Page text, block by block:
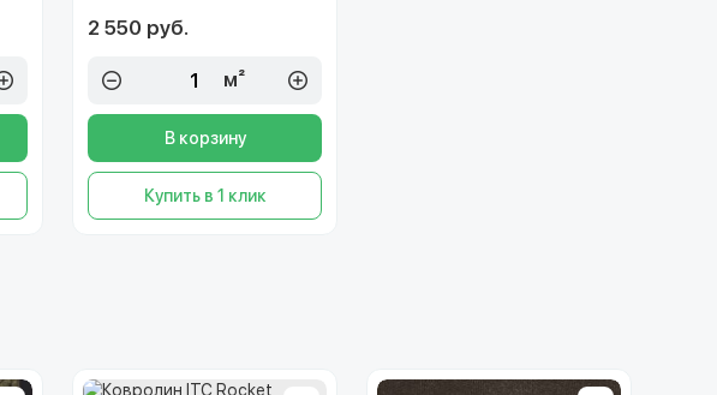
2 550 руб.
м²
В корзину
Купить в 1 клик